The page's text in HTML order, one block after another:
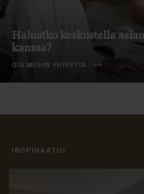
Haluatko keskustella
kanssa?
OTA MEIHIN YHTEYTTÄ
INSPIRAATIO